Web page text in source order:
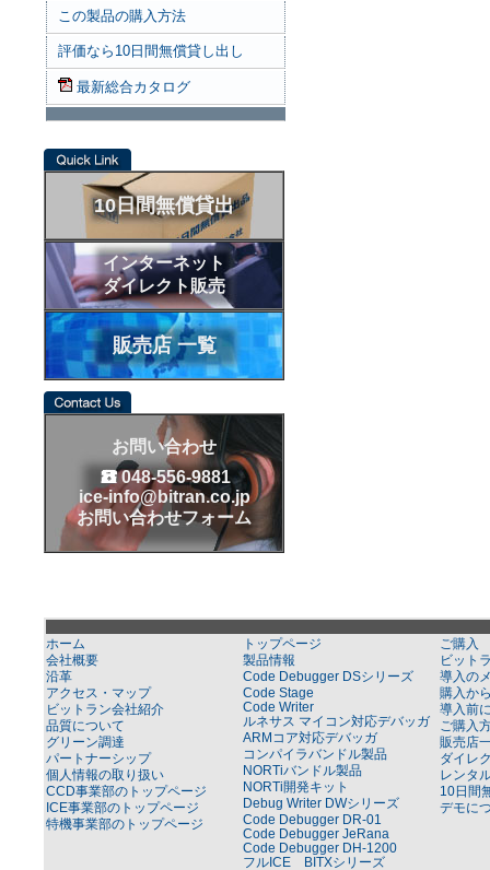
この製品の購入方法
評価なら10日間無償貸し出し
最新総合カタログ
10日間無償貸出
インターネット
ダイレクト販売
販売店 一覧
お問い合わせ
048-556-9881
ice-info@bitran.co.jp
お問い合わせフォーム
ホーム
会社概要
沿革
アクセス・マップ
ビットラン会社紹介
品質について
グリーン調達
パートナーシップ
個人情報の取り扱い
CCD事業部のトップページ
ICE事業部のトップページ
特機事業部のトップページ
トップページ
製品情報
Code Debugger DSシリーズ
Code Stage
Code Writer
ルネサス マイコン対応デバッガ
ARMコア対応デバッガ
コンパイラバンドル製品
NORTiバンドル製品
NORTi開発キット
Debug Writer DWシリーズ
Code Debugger DR-01
Code Debugger JeRana
Code Debugger DH-1200
フルICE BITXシリーズ
ご購入
ビット
導入の
購入か
導入前
ご購入
販売店
ダイレ
レンタ
10日間
デモに